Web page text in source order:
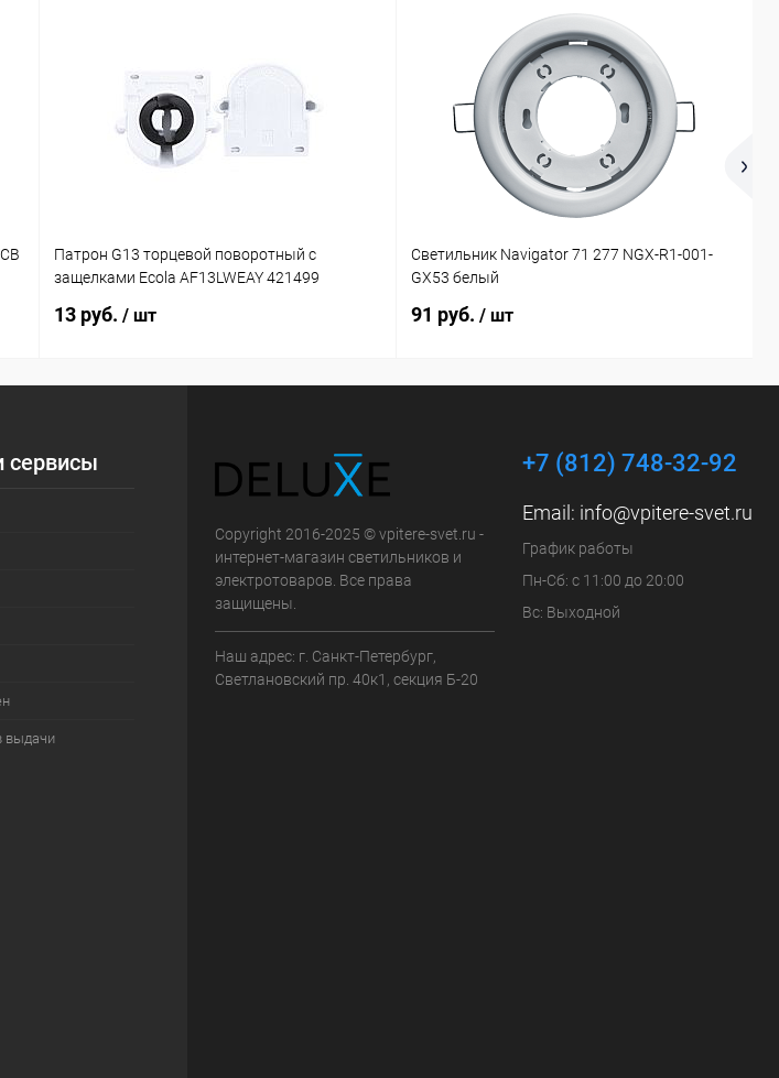
Патрон G13 торцевой поворотный с
защелками Ecola AF13LWEAY 421499
13 руб. / шт
Светильник Navigator 71 277 NGX-R1-001-
GX53 белый
91 руб. / шт
выдачи
Copyright 2016-2025 © vpitere-svet.ru -
интернет-магазин светильников и
электротоваров. Все права
защищены.
Наш адрес: г. Санкт-Петербург,
Светлановский пр. 40к1, секция Б-20
+7 (812) 748-32-92
Email: info@vpitere-svet.ru
График работы
Пн-Сб: с 11:00 до 20:00
Вс: Выходной